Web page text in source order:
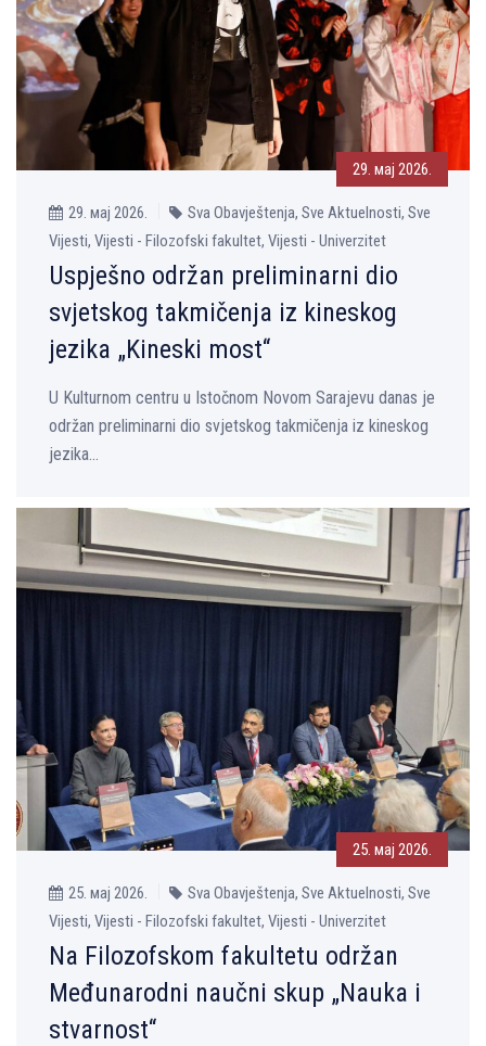
29. мај 2026.
29. мај 2026.
Sva Obavještenja, Sve Aktuelnosti, Sve
Vijesti, Vijesti - Filozofski fakultet, Vijesti - Univerzitet
Uspješno održan preliminarni dio
svjetskog takmičenja iz kineskog
jezika „Kineski most“
U Kulturnom centru u Istočnom Novom Sarajevu danas je
održan preliminarni dio svjetskog takmičenja iz kineskog
jezika...
25. мај 2026.
25. мај 2026.
Sva Obavještenja, Sve Aktuelnosti, Sve
Vijesti, Vijesti - Filozofski fakultet, Vijesti - Univerzitet
Na Filozofskom fakultetu održan
Međunarodni naučni skup „Nauka i
stvarnost“